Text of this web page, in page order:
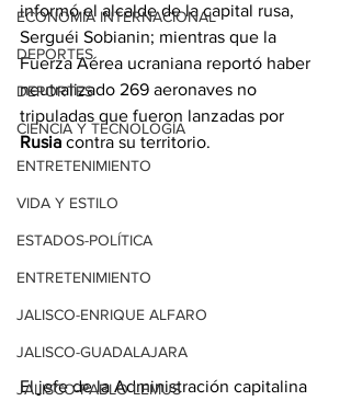
ECONOMÍA INTERNACIONAL
DEPORTES
DEPORTES
CIENCIA Y TECNOLOGÍA
ENTRETENIMIENTO
VIDA Y ESTILO
ESTADOS-POLÍTICA
ENTRETENIMIENTO
JALISCO-ENRIQUE ALFARO
JALISCO-GUADALAJARA
JALISCO-PABLO LEMUS
informó el alcalde de la capital rusa,
Serguéi Sobianin; mientras que la
Fuerza Aérea ucraniana reportó haber
neutralizado 269 aeronaves no
tripuladas que fueron lanzadas por
Rusia contra su territorio.
El jefe de la Administración capitalina